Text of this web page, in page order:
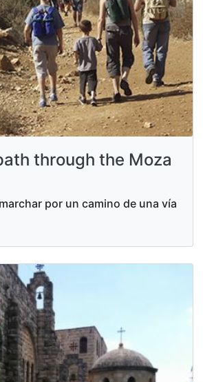
through the Moza
por un camino de una vía